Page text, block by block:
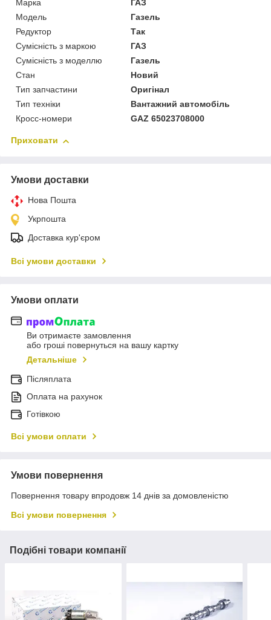
Марка
ГАЗ
Модель
Газель
Редуктор
Так
Сумісність з маркою
ГАЗ
Сумісність з моделлю
Газель
Стан
Новий
Тип запчастини
Оригінал
Тип техніки
Вантажний автомобіль
Кросс-номери
GAZ 65023708000
Приховати
Умови доставки
Нова Пошта
Укрпошта
Доставка кур'єром
Всі умови доставки
Умови оплати
Ви отримаєте замовлення
або гроші повернуться на вашу картку
Детальніше
Післяплата
Оплата на рахунок
Готівкою
Всі умови оплати
Умови повернення
Повернення товару впродовж 14 днів за домовленістю
Всі умови повернення
Подібні товари компанії